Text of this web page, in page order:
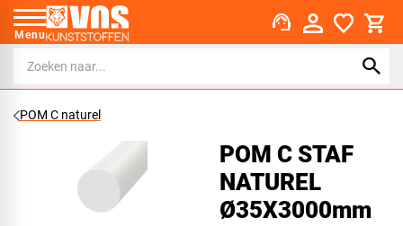
Menu support_agent
POM C naturel
POM C STAF
NATUREL
Ø35X3000mm